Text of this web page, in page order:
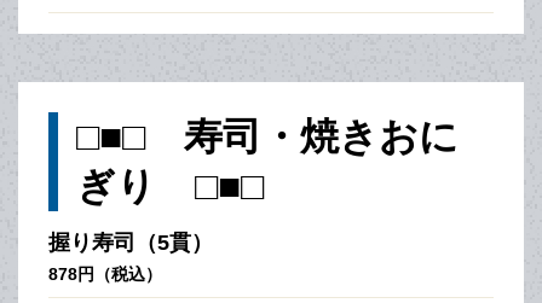
□■□ 寿司・焼きおに
ぎり □■□
握り寿司（5貫）
878円（税込）